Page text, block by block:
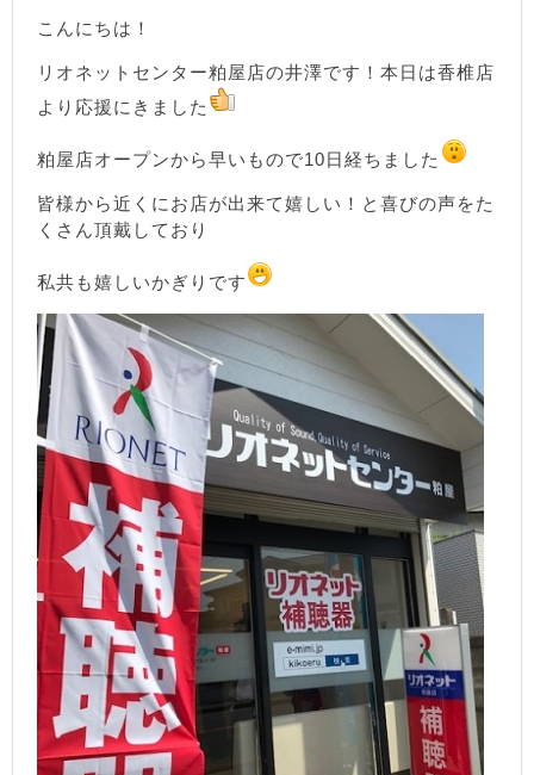
こんにちは！
リオネットセンター粕屋店の井澤です！本日は香椎店
より応援にきました
粕屋店オープンから早いもので10日経ちました
皆様から近くにお店が出来て嬉しい！と喜びの声をた
くさん頂戴しており
私共も嬉しいかぎりです